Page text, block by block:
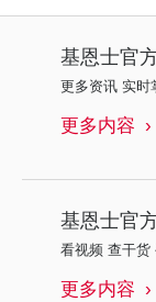
基恩士官
更多资讯 实时
更多内容
基恩士官
看视频 查干
更多内容